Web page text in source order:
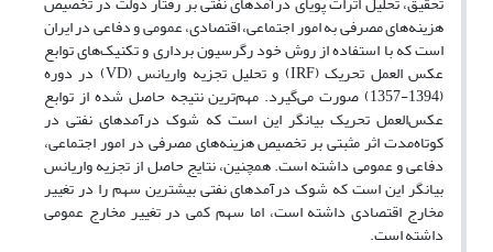
هزینه‌های مصرفی به امور اجتماعی، اقتصادی، عمومی و دفاعی در ایران
است که با استفاده از روش خود رگرسیون برداری و تکنیک‌های توابع
عکس العمل تحریک (IRF) و تحلیل تجزیه واریانس (VD) در دوره
(1394-1357) صورت می‌گیرد. مهم‌ترین نتیجه حاصل شده از توابع
عکس‌العمل تحریک بیانگر این است که شوک درآمدهای نفتی در
کوتاه‌مدت اثر مثبتی بر تخصیص هزینه‌های مصرفی در امور اجتماعی،
دفاعی و عمومی داشته است. همچنین، نتایج حاصل از تجزیه واریانس
بیانگر این است که شوک درآمدهای نفتی بیشترین سهم را در تغییر
مخارج اقتصادی داشته است، اما سهم کمی در تغییر مخارج عمومی
داشته است.